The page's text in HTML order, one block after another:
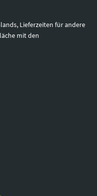
Lieferzeiten für andere
mit den